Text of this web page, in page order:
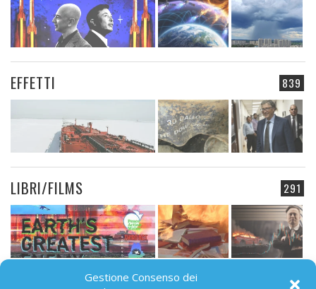
Gestione Consenso dei
839
EFFETTI
291
LIBRI/FILMS